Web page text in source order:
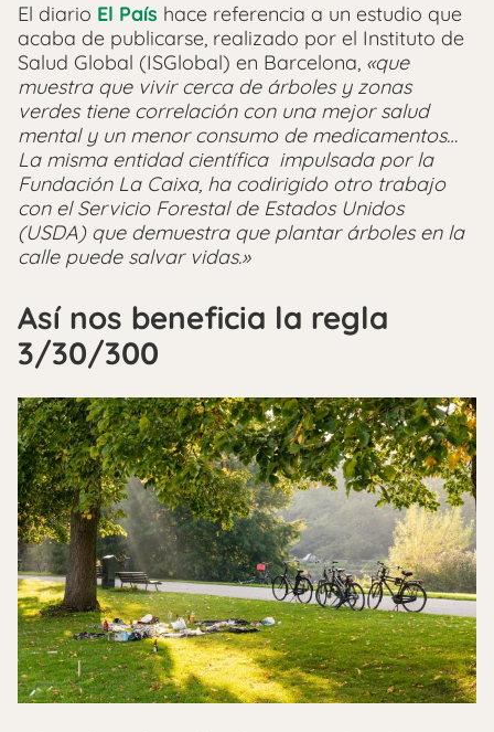
El diario El País hace referencia a un estudio que
acaba de publicarse, realizado por el Instituto de
Salud Global (ISGlobal) en Barcelona, «que
muestra que vivir cerca de árboles y zonas
verdes tiene correlación con una mejor salud
mental y un menor consumo de medicamentos…
La misma entidad científica impulsada por la
Fundación La Caixa, ha codirigido otro trabajo
con el Servicio Forestal de Estados Unidos
(USDA) que demuestra que plantar árboles en la
calle puede salvar vidas.»
Así nos beneficia la regla
3/30/300